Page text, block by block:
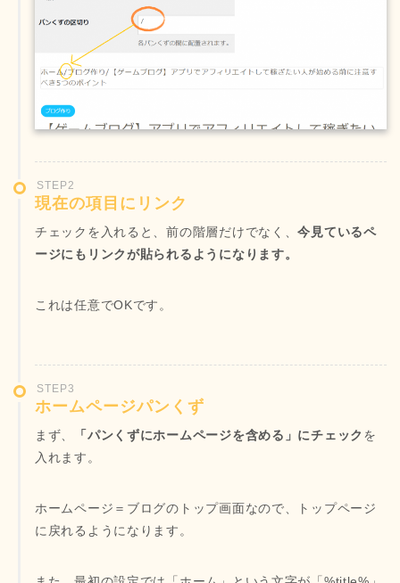
STEP2
現在の項目にリンク
チェックを入れると、前の階層だけでなく、今見ているペ
ージにもリンクが貼られるようになります。
これは任意でOKです。
STEP3
ホームページパンくず
まず、 「パンくずにホームページを含める」にチェック を
入れます。
ホームページ＝ブログのトップ画面なので、トップページ
に戻れるようになります。